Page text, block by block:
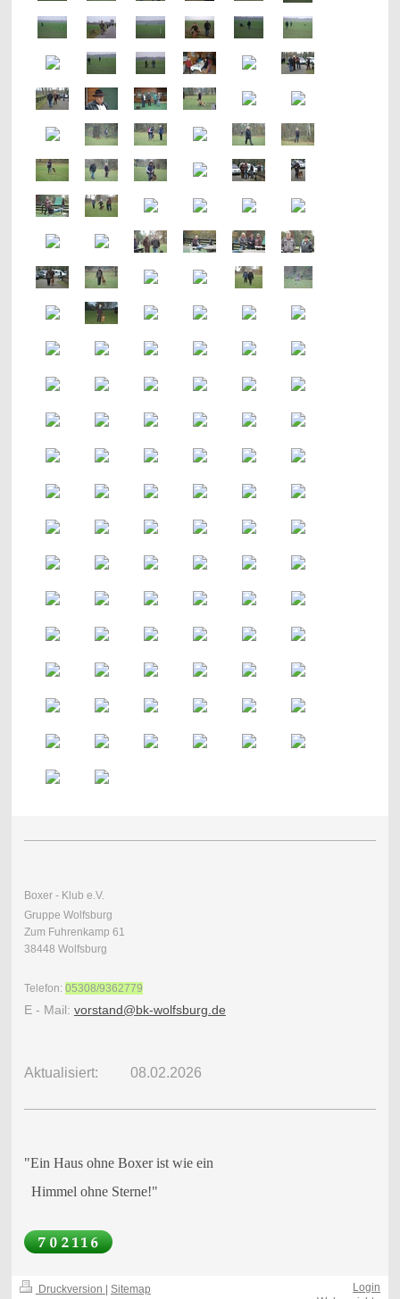
Boxer - Klub e.V.
Gruppe Wolfsburg
Zum Fuhrenkamp 61
38448 Wolfsburg
Telefon: 05308/9362779
E - Mail: vorstand@bk-wolfsburg.de
Aktualisiert: 08.02.2026
"Ein Haus ohne Boxer ist wie ein
Himmel ohne Sterne!"
Druckversion | Sitemap
Login